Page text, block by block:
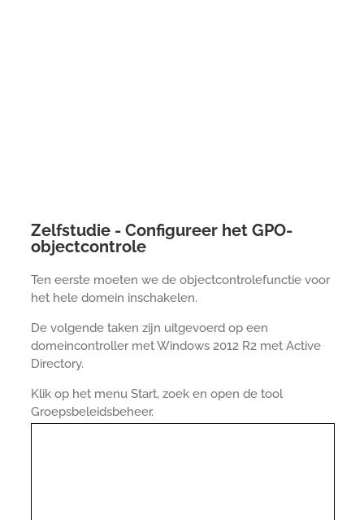
Zelfstudie - Configureer het GPO-
objectcontrole
Ten eerste moeten we de objectcontrolefunctie voor
het hele domein inschakelen.
De volgende taken zijn uitgevoerd op een
domeincontroller met Windows 2012 R2 met Active
Directory.
Klik op het menu Start, zoek en open de tool
Groepsbeleidsbeheer.